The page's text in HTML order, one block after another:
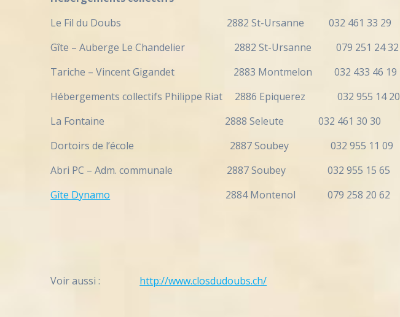
Le Fil du Doubs 2882 St-Ursanne 032 461 33 29
Gîte – Auberge Le Chandelier 2882 St-Ursanne 079 251 24 32
Tariche – Vincent Gigandet 2883 Montmelon 032 433 46 19
Hébergements collectifs Philippe Riat 2886 Epiquerez 032 955 14 20
La Fontaine 2888 Seleute 032 461 30 30
Dortoirs de l’école 2887 Soubey 032 955 11 09
Abri PC – Adm. communale 2887 Soubey 032 955 15 65
Gîte Dynamo 2884 Montenol 079 258 20 62
Voir aussi : http://www.closdudoubs.ch/